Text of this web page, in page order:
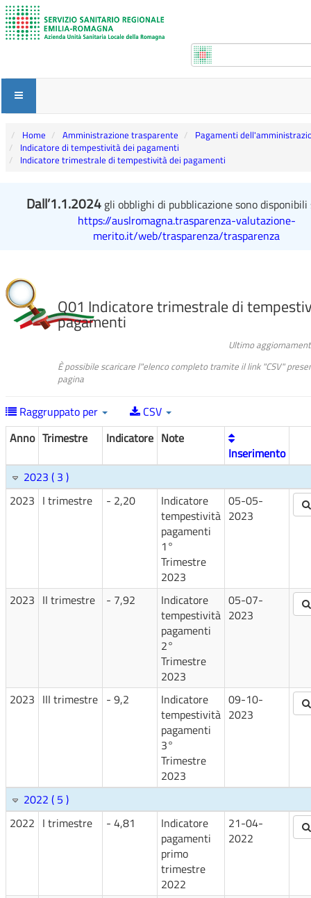
Home Amministrazione trasparente
Pagamenti
Indicatore di tempestività dei pagamenti
Indicatore trimestrale di tempestività dei pagamenti
Dall’1.1.2024 gli obblighi di pubblicazione sono
https://auslromagna.trasparenza-valutazione-
merito.it/web/trasparenza/trasparenza
Q01 Indicatore trimestrale di
pagamenti
Ultimo
È possibile scaricare l"elenco completo tramite il link "CSV"
pagina
Raggruppato per
CSV
Anno Trimestre Indicatore Note
Inserimento
2023 ( 3 )
2023 I trimestre - 2,20
Indicatore
tempestività
pagamenti
1°
Trimestre
2023
05-05-
2023
2023 II trimestre - 7,92
Indicatore
tempestività
pagamenti
2°
Trimestre
2023
05-07-
2023
2023 III trimestre - 9,2
Indicatore
tempestività
pagamenti
3°
Trimestre
2023
09-10-
2023
2022 ( 5 )
2022 I trimestre - 4,81
Indicatore
pagamenti
primo
trimestre
2022
21-04-
2022